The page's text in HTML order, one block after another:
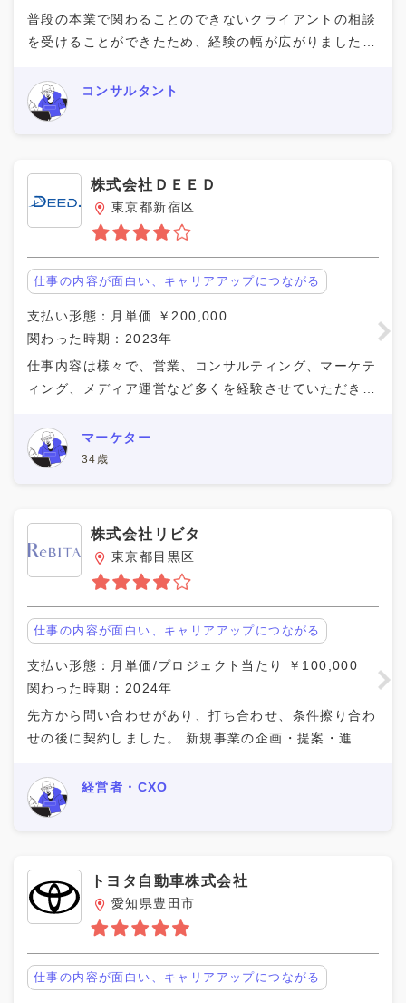
普段の本業で関わることのできないクライアントの相談
を受けることができたため、経験の幅が広がりました。
できるので、スケジュール調整もしやすいです。 難
コンサルタント
株式会社ＤＥＥＤ
東京都新宿区
仕事の内容が面白い、キャリアアップにつながる
支払い形態：月単価 ￥200,000
関わった時期：2023年
仕事内容は様々で、営業、コンサルティング、マーケテ
ィング、メディア運営など多くを経験させていただきま
SNS運用(コンセプト設計、アカウント設計、カス
マーケター
34歳
株式会社リビタ
東京都目黒区
仕事の内容が面白い、キャリアアップにつながる
支払い形態：月単価/プロジェクト当たり ￥100,000
関わった時期：2024年
先方から問い合わせがあり、打ち合わせ、条件擦り合わ
せの後に契約しました。 新規事業の企画・提案・進行
の中へ生み出したいという意識の高い印象でワクワクし
経営者・CXO
トヨタ自動車株式会社
愛知県豊田市
仕事の内容が面白い、キャリアアップにつながる